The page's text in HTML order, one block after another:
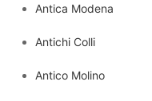
Antica Modena
Antichi Colli
Antico Molino